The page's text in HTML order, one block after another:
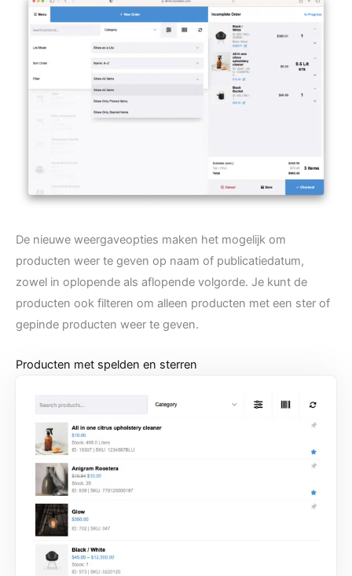
De nieuwe weergaveopties maken het mogelijk om
producten weer te geven op naam of publicatiedatum,
zowel in oplopende als aflopende volgorde. Je kunt de
producten ook filteren om alleen producten met een ster of
gepinde producten weer te geven.
Producten met spelden en sterren